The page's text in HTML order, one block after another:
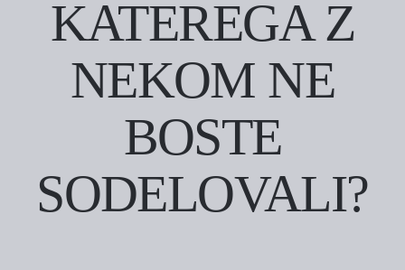
KATEREGA Z
NEKOM NE
BOSTE
SODELOVALI?